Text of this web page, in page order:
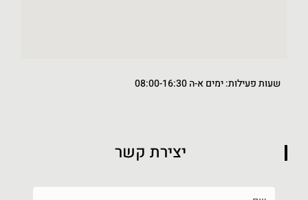
שעות פעילות: ימים א-ה 08:00-16:30
יצירת קשר